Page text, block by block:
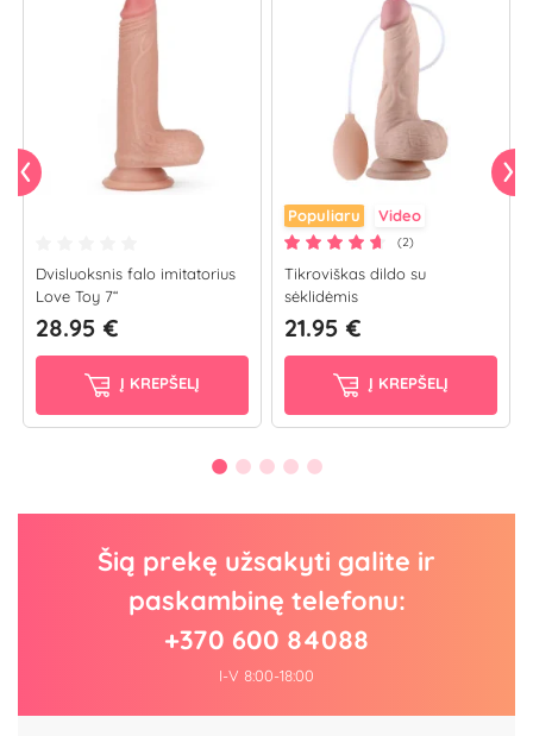
Dvisluoksnis falo imitatorius
Love Toy 7“
28.95 €
Į KREPŠELĮ
Populiaru Video
(2)
Tikroviškas dildo su
sėklidėmis
21.95 €
Į KREPŠELĮ
Šią prekę užsakyti galite ir
paskambinę telefonu:
+370 600 84088
I-V 8:00-18:00